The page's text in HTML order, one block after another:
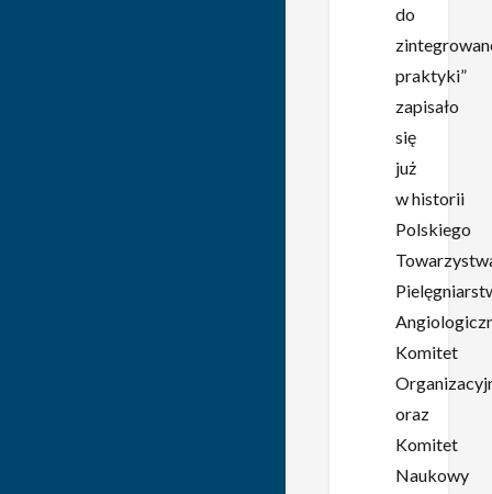
do
praktyki”
zapisało
się
już
w historii
Polskiego
Komitet
oraz
Komitet
Naukowy